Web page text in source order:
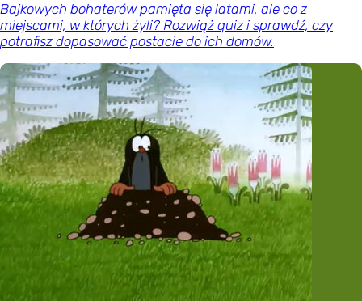
Bajkowych bohaterów pamięta się latami, ale co z
miejscami, w których żyli? Rozwiąż quiz i sprawdź, czy
potrafisz dopasować postacie do ich domów.